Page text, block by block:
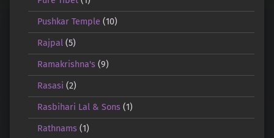
Pushkar Temple (10)
Rajpal(5)
Ramakrishna's(9)
Rasasi (2)
Rasbihari Lal & Sons(1)
Rathnams(1)